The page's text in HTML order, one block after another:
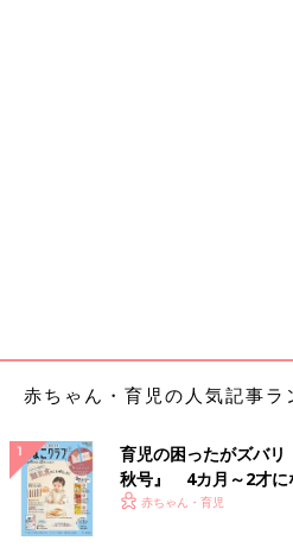
に剣心を読んでからである。木戸孝
さてこのようにして96点以上がと
同じ方法でとれるのである。
赤ちゃん・育児の人気記事ラ
育児の困ったがズバ
秋号』 4カ月～2才に
いっぱい！
赤ちゃん・育児